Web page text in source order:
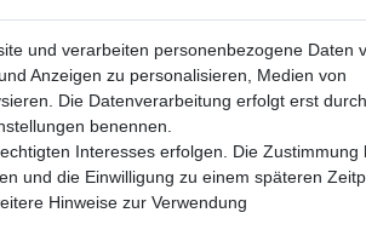
Impressum
© Copyright 2026 | Alle Rechte vorbehalten.
und Umsetzung by eCommerce-
und verarbeiten personenbezogene Daten
Anzeigen zu personalisieren, Medien von
Die Datenverarbeitung erfolgt erst durch
benennen.
Interesses erfolgen. Die Zustimmung
und die Einwilligung zu einem späteren
Hinweise zur Verwendung